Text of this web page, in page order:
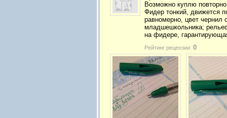
Возможно куплю
Фидер тонкий, движется
равномерно, цвет чернил
младшешкольника;
на фидере,
Рейтинг рецензии: 0